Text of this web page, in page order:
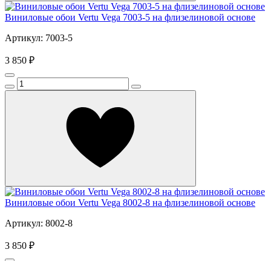
Виниловые обои Vertu Vega 7003-5 на флизелиновой основе
Артикул: 7003-5
3 850 ₽
Виниловые обои Vertu Vega 8002-8 на флизелиновой основе
Артикул: 8002-8
3 850 ₽